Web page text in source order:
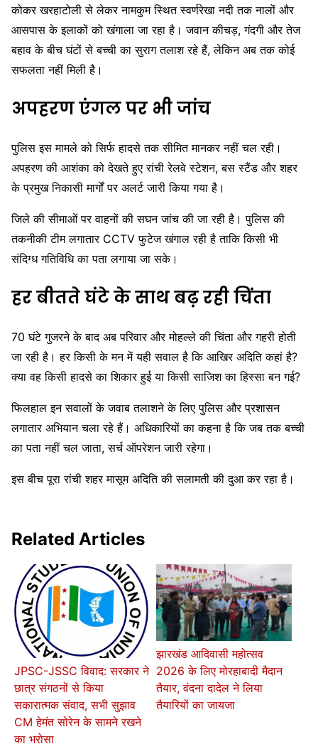
कोकर खरहाटोली से लेकर नामकुम स्थित स्वर्णरेखा नदी तक नालों और
आसपास के इलाकों को खंगाला जा रहा है। जवान कीचड़, गंदगी और तेज
बहाव के बीच घंटों से बच्ची का सुराग तलाश रहे हैं, लेकिन अब तक कोई
सफलता नहीं मिली है।
अपहरण एंगल पर भी जांच
पुलिस इस मामले को सिर्फ हादसे तक सीमित मानकर नहीं चल रही।
अपहरण की आशंका को देखते हुए रांची रेलवे स्टेशन, बस स्टैंड और शहर
के प्रमुख निकासी मार्गों पर अलर्ट जारी किया गया है।
जिले की सीमाओं पर वाहनों की सघन जांच की जा रही है। पुलिस की
तकनीकी टीम लगातार CCTV फुटेज खंगाल रही है ताकि किसी भी
संदिग्ध गतिविधि का पता लगाया जा सके।
हर बीतते घंटे के साथ बढ़ रही चिंता
70 घंटे गुजरने के बाद अब परिवार और मोहल्ले की चिंता और गहरी होती
जा रही है। हर किसी के मन में यही सवाल है कि आखिर अदिति कहां है?
क्या वह किसी हादसे का शिकार हुई या किसी साजिश का हिस्सा बन गई?
फिलहाल इन सवालों के जवाब तलाशने के लिए पुलिस और प्रशासन
लगातार अभियान चला रहे हैं। अधिकारियों का कहना है कि जब तक बच्ची
का पता नहीं चल जाता, सर्च ऑपरेशन जारी रहेगा।
इस बीच पूरा रांची शहर मासूम अदिति की सलामती की दुआ कर रहा है।
Related Articles
JPSC-JSSC विवाद: सरकार ने
छात्र संगठनों से किया
सकारात्मक संवाद, सभी सुझाव
CM हेमंत सोरेन के सामने रखने
का भरोसा
झारखंड आदिवासी महोत्सव
2026 के लिए मोरहाबादी मैदान
तैयार, वंदना दादेल ने लिया
तैयारियों का जायजा